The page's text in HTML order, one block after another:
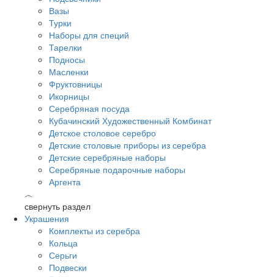
Вазы
Турки
Наборы для специй
Тарелки
Подносы
Масленки
Фруктовницы
Икорницы
Серебряная посуда
Кубачинский Художественный Комбинат
Детское столовое серебро
Детские столовые приборы из серебра
Детские серебряные наборы
Серебряные подарочные наборы
Аргента
︿
свернуть раздел
Украшения
Комплекты из серебра
Кольца
Серьги
Подвески